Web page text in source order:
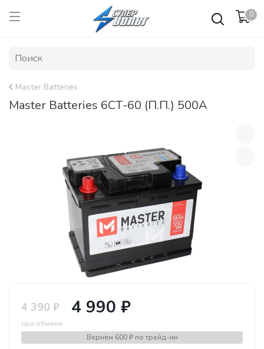
0
Master Batteries
Master Batteries 6СТ-60 (П.П.) 500А
4 390 ₽ 4 990 ₽
при обмене
Вернём 600 ₽ по трейд-ин